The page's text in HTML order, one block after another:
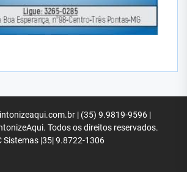
| (35) 9.9819-9596 |
Todos os direitos reservados.
Sistemas |35| 9.8722-1306